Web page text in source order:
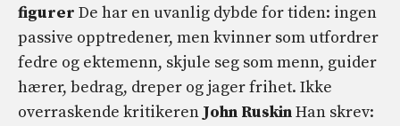
figurer De har en uvanlig dybde for tiden: ingen
passive opptredener, men kvinner som utfordrer
fedre og ektemenn, skjule seg som menn, guider
hærer, bedrag, dreper og jager frihet. Ikke
overraskende kritikeren John RuskinHan skrev: